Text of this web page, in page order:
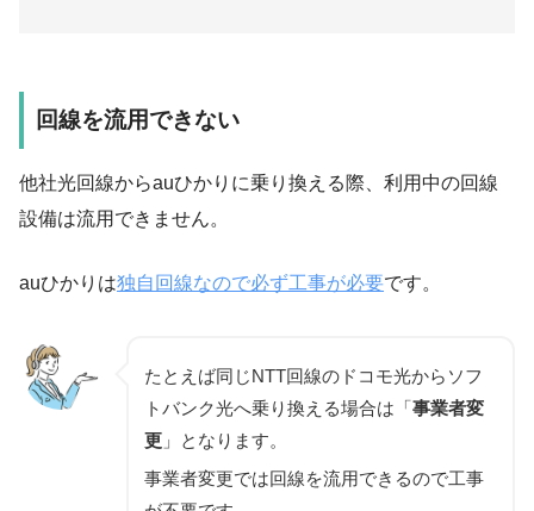
回線を流用できない
他社光回線からauひかりに乗り換える際、利用中の回線
設備は流用できません。
auひかりは独自回線なので必ず工事が必要です。
たとえば同じNTT回線のドコモ光からソフ
トバンク光へ乗り換える場合は「事業者変
更 」となります。
事業者変更では回線を流用できるので工事